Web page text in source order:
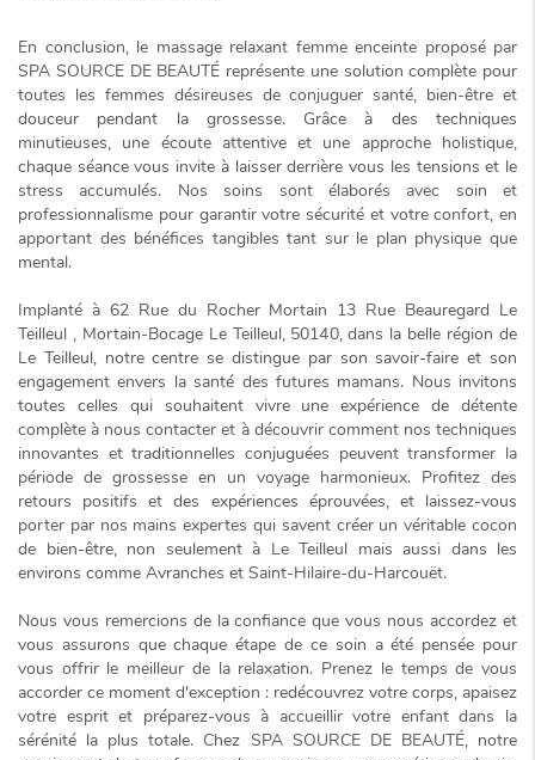
En conclusion, le massage relaxant femme enceinte proposé par
SPA SOURCE DE BEAUTÉ représente une solution complète pour
toutes les femmes désireuses de conjuguer santé, bien-être et
douceur pendant la grossesse. Grâce à des techniques
minutieuses, une écoute attentive et une approche holistique,
chaque séance vous invite à laisser derrière vous les tensions et le
stress accumulés. Nos soins sont élaborés avec soin et
professionnalisme pour garantir votre sécurité et votre confort, en
apportant des bénéfices tangibles tant sur le plan physique que
mental.
Implanté à 62 Rue du Rocher Mortain 13 Rue Beauregard Le
Teilleul , Mortain-Bocage Le Teilleul, 50140, dans la belle région de
Le Teilleul, notre centre se distingue par son savoir-faire et son
engagement envers la santé des futures mamans. Nous invitons
toutes celles qui souhaitent vivre une expérience de détente
complète à nous contacter et à découvrir comment nos techniques
innovantes et traditionnelles conjuguées peuvent transformer la
période de grossesse en un voyage harmonieux. Profitez des
retours positifs et des expériences éprouvées, et laissez-vous
porter par nos mains expertes qui savent créer un véritable cocon
de bien-être, non seulement à Le Teilleul mais aussi dans les
environs comme Avranches et Saint-Hilaire-du-Harcouët.
Nous vous remercions de la confiance que vous nous accordez et
vous assurons que chaque étape de ce soin a été pensée pour
vous offrir le meilleur de la relaxation. Prenez le temps de vous
accorder ce moment d'exception : redécouvrez votre corps, apaisez
votre esprit et préparez-vous à accueillir votre enfant dans la
sérénité la plus totale. Chez SPA SOURCE DE BEAUTÉ, notre